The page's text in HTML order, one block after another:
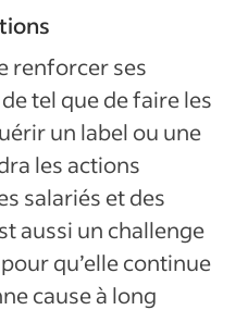
renforcer ses
tel que de faire les
un label ou une
les actions
salariés et des
aussi un challenge
qu’elle continue
cause à long